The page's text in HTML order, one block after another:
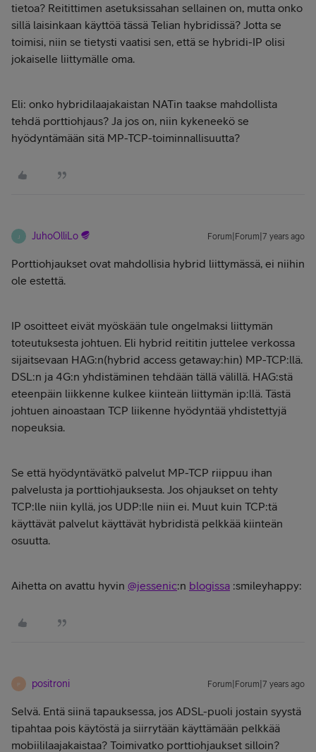
tietoa? Reitittimen asetuksissahan sellainen on, mutta onko
sillä laisinkaan käyttöä tässä Telian hybridissä? Jotta se
toimisi, niin se tietysti vaatisi sen, että se hybridi-IP olisi
jokaiselle liittymälle oma.
Eli: onko hybridilaajakaistan NATin taakse mahdollista
tehdä porttiohjaus? Ja jos on, niin kykeneekö se
hyödyntämään sitä MP-TCP-toiminnallisuutta?
J JuhoOlliLo Forum|Forum|7 years ago
Porttiohjaukset ovat mahdollisia hybrid liittymässä, ei niihin
ole estettä.
IP osoitteet eivät myöskään tule ongelmaksi liittymän
toteutuksesta johtuen. Eli hybrid reititin juttelee verkossa
sijaitsevaan HAG:n(hybrid access getaway:hin) MP-TCP:llä.
DSL:n ja 4G:n yhdistäminen tehdään tällä välillä. HAG:stä
eteenpäin liikkenne kulkee kiinteän liittymän ip:llä. Tästä
johtuen ainoastaan TCP liikenne hyödyntää yhdistettyjä
nopeuksia.
Se että hyödyntävätkö palvelut MP-TCP riippuu ihan
palvelusta ja porttiohjauksesta. Jos ohjaukset on tehty
TCP:lle niin kyllä, jos UDP:lle niin ei. Muut kuin TCP:tä
käyttävät palvelut käyttävät hybridistä pelkkää kiinteän
osuutta.
Aihetta on avattu hyvin @jessenic:n blogissa :smileyhappy:
P positroni Forum|Forum|7 years ago
Selvä. Entä siinä tapauksessa, jos ADSL-puoli jostain syystä
tipahtaa pois käytöstä ja siirrytään käyttämään pelkkää
mobiililaajakaistaa? Toimivatko porttiohjaukset silloin?